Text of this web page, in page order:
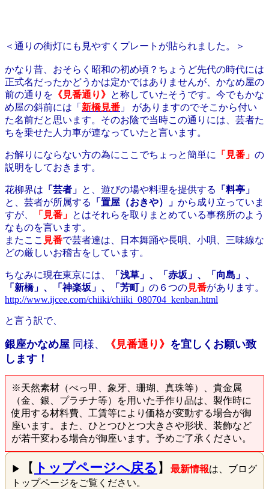
＜通りの街灯にも見やすくプレートが貼られました。＞
かなり昔、おそらく昭和の初め頃？ちょうど先代の時代には
正式名だったかどうかは定かではありませんが、かなめ屋の
前の通りを 《見番通り》 と称していたそうです。今でもかな
め屋の斜前には 「 新橋見番 」
がありますのでそこから付い
た名前だと思います。 そのお陰で当時この通りには、芸者た
ちを乗せた人力車が連なっていたと言います。
お解りにならない方の為にここでちょっと簡単に 「見番」 の
説明をしておきます。
花柳界は 「芸者」 と、遊びの場や料理を提供する
「料亭」
と、芸者が所属する
「置屋（おきや）」 から成り立っていま
すが、
「 見番」 とはそれらを取りまとめている事務所のよう
なものを言います。
またここ 見番で芸者達は、日本舞踊や長唄、小唄、三味線な
どの厳しいお稽古をしています。
ちなみに現在東京には、
「浅草」、「赤坂」、「向島」、
「新橋」、「神楽坂」、「芳町」 の６つの見番があります。
http://www.ijcee.com/chiiki/chiiki_080704_kenban.html
と言う訳で、
銀座かなめ屋 同様、 《見番通り》 を宜しくお願い致
します！
※天然素材（べっ甲、象牙、珊瑚、真珠等）、貴金属
（金、銀、プラチナ等）を用いた手作り品は、製作時に
使用する材料費、工賃等により価格が変動する場合が御
座います。また、ひとつひとつ大きさや形状、装飾など
が若干変わる場合が御座います。予めご了承ください。
▶ 【 トップページへ戻る 】 最新情報は、ブログ
トップページをご覧ください。